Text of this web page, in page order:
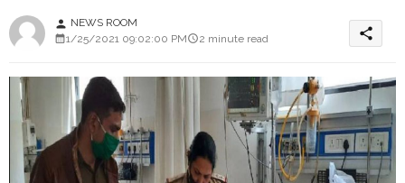
person NEWS ROOM
1/25/2021 09:02:00 PM
2 minute read share